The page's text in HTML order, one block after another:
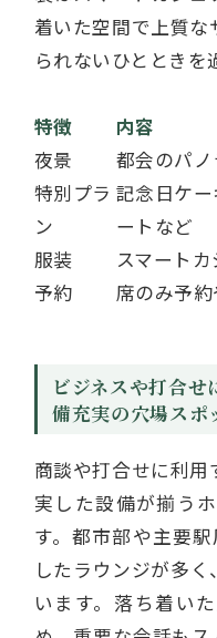
着いた空間で上質
られないひとときを
特徴
内容
夜景
都会のパ
特別プラ
ン
記念日ケ
ートなど
服装
スマート
予約
席のみ予
ビジネスや打合
備充実の穴場スポ
商談や打合せに利
実した設備が揃う
す。都市部や主要
したラウンジが多
います。落ち着い